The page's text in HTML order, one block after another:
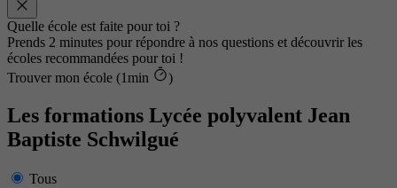
Quelle école est faite pour toi ?
Prends 2 minutes pour répondre à nos questions et découvrir les
écoles recommandées pour toi !
Trouver mon école (1min
)
Les formations Lycée polyvalent Jean
Baptiste Schwilgué
Tous